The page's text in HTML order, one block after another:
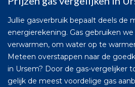
Jullie gasverbruik bepaalt deels de
energierekening. Gas gebruiken
verwarmen, om water op te
Meteen overstappen naar de
in Ursem? Door de gas-vergelijker
gelijk de meest voordelige gas